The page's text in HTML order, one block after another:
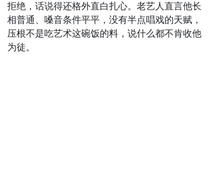
拒绝，话说得还格外直白扎心。老艺人直言他长
相普通、嗓音条件平平，没有半点唱戏的天赋，
压根不是吃艺术这碗饭的料，说什么都不肯收他
为徒。